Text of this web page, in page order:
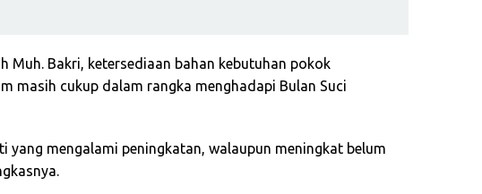
Muh. Bakri, ketersediaan bahan kebutuhan pokok
masih cukup dalam rangka menghadapi Bulan Suci
yang mengalami peningkatan, walaupun meningkat belum